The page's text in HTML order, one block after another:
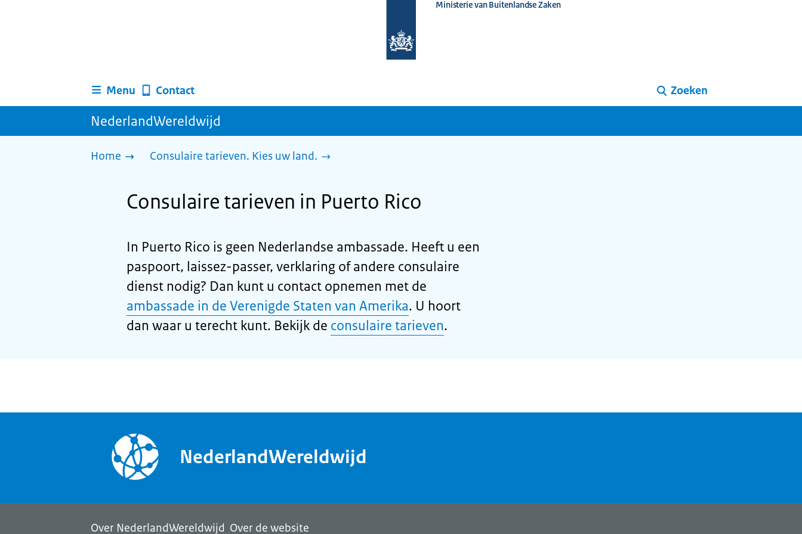
homepage
Ministerie van Buitenlandse Zaken
Menu Contact Zoeken
NederlandWereldwijd
Home Consulaire tarieven. Kies uw land.
Consulaire tarieven in Puerto Rico
In Puerto Rico is geen Nederlandse ambassade. Heeft u een
paspoort, laissez-passer, verklaring of andere consulaire
dienst nodig? Dan kunt u contact opnemen met de
ambassade in de Verenigde Staten van Amerika. U hoort
dan waar u terecht kunt. Bekijk de consulaire tarieven.
NederlandWereldwijd
Over NederlandWereldwijd Over de website